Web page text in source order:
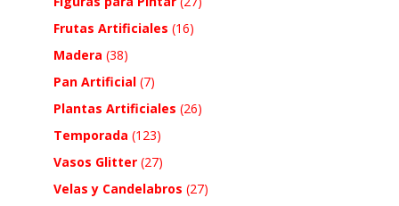
Frutas Artificiales (16)
Madera (38)
Pan Artificial (7)
Plantas Artificiales (26)
Temporada (123)
Vasos Glitter (27)
Velas y Candelabros (27)